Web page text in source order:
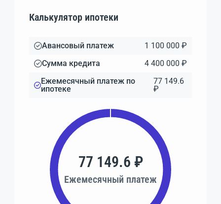
Калькулятор ипотеки
Авансовый платеж
1 100 000 ₽
Сумма кредита
4 400 000 ₽
Ежемесячный платеж по
ипотеке
77 149.6
₽
77 149.6 ₽
Ежемесячный платеж